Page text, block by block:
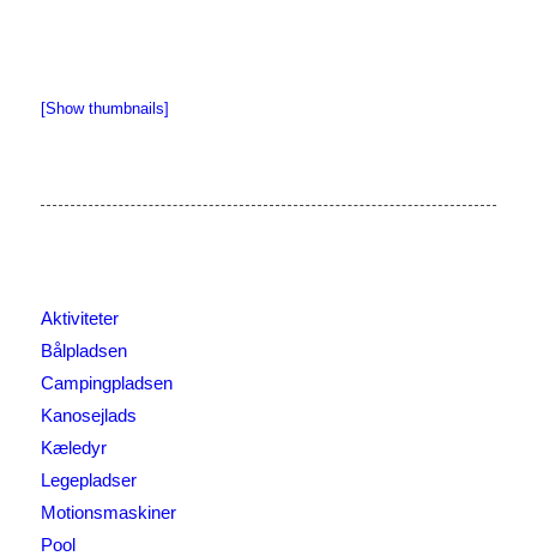
[Show thumbnails]
Aktiviteter
Bålpladsen
Campingpladsen
Kanosejlads
Kæledyr
Legepladser
Motionsmaskiner
Pool